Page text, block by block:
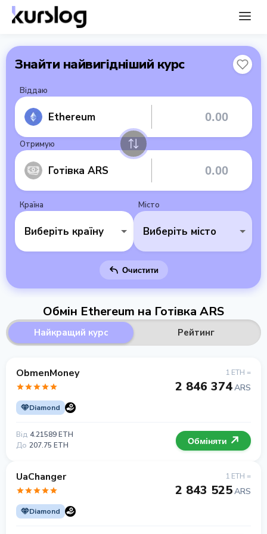
Знайти найвигідніший курс
Віддаю
Ethereum
Отримую
Готівка ARS
Країна
Виберіть країну
Місто
Виберіть місто
Очистити
Обмін Ethereum на Готівка ARS
Найкращий курс Рейтинг
ObmenMoney
Diamond
1 ETH =
2 846 374ARS
Від 4.21589 ETH
До 207.75 ETH Обміняти
UaChanger
Diamond
1 ETH =
2 843 525ARS